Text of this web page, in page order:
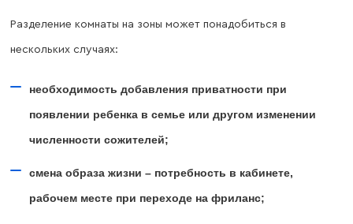
Разделение комнаты на зоны может понадобиться в
нескольких случаях:
необходимость добавления приватности при
появлении ребенка в семье или другом изменении
численности сожителей;
смена образа жизни – потребность в кабинете,
рабочем месте при переходе на фриланс;